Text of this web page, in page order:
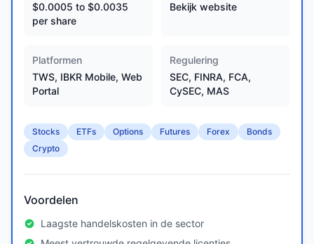
$0.0005 to $0.0035
per share
Bekijk website
Platformen
TWS, IBKR Mobile, Web
Portal
Regulering
SEC, FINRA, FCA,
CySEC, MAS
Stocks ETFs Options Futures Forex
Bonds
Crypto
Voordelen
Laagste handelskosten in de sector